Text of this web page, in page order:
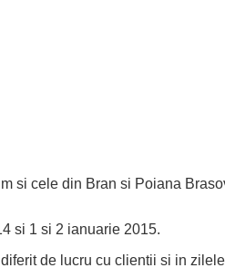
si cele din Bran si Poiana
si 1 si 2 ianuarie 2015.
de lucru cu clientii si in